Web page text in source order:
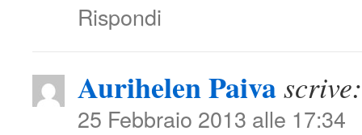
Rispondi
Aurihelen Paivascrive:
25 Febbraio 2013 alle 17:34